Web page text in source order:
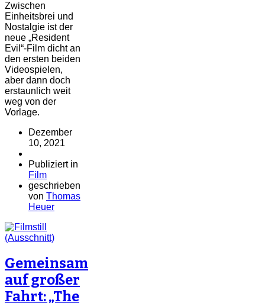
Zwischen
Einheitsbrei und
Nostalgie ist der
neue „Resident
Evil“-Film dicht an
den ersten beiden
Videospielen,
aber dann doch
erstaunlich weit
weg von der
Vorlage.
Dezember
10, 2021
Publiziert in
Film
geschrieben
von Thomas
Heuer
Gemeinsam
auf großer
Fahrt: „The